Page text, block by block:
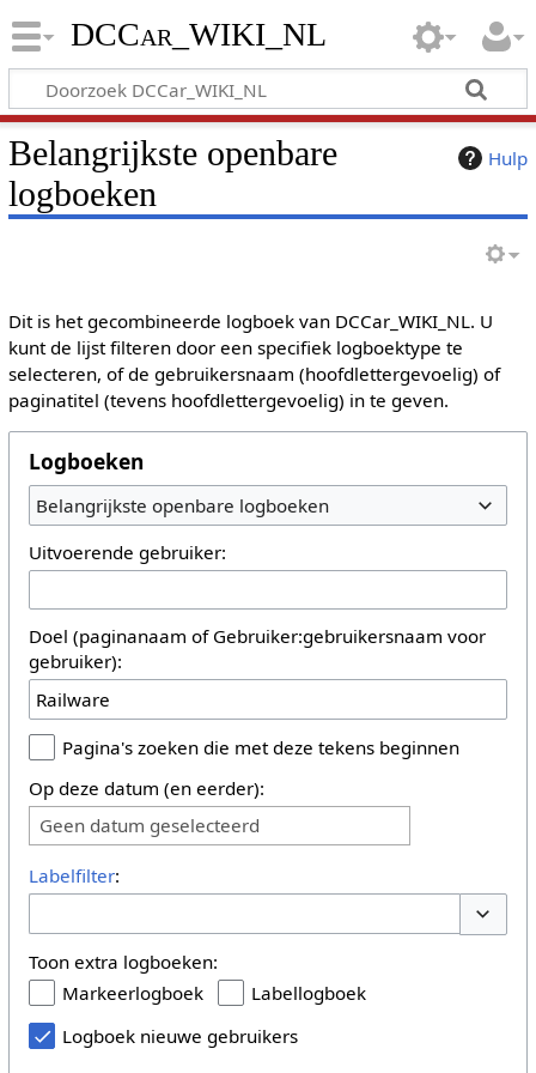
DCCar_WIKI_NL
Hulp
Belangrijkste openbare
logboeken
Dit is het gecombineerde logboek van DCCar_WIKI_NL. U
kunt de lijst filteren door een specifiek logboektype te
selecteren, of de gebruikersnaam (hoofdlettergevoelig) of
paginatitel (tevens hoofdlettergevoelig) in te geven.
Logboeken
Belangrijkste openbare logboeken
Uitvoerende gebruiker:
Doel (paginanaam of Gebruiker:gebruikersnaam voor
gebruiker):
Pagina's zoeken die met deze tekens beginnen
Op deze datum (en eerder):
Geen datum geselecteerd
Labelfilter:
Toon extra logboeken:
Markeerlogboek
Labellogboek
Logboek nieuwe gebruikers